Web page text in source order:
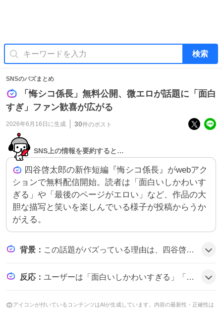
検索
SNSのバズまとめ
「悔シコ係長」無料公開、微エロが話題に「面白
すぎ」ファン歓喜が広がる
2026年6月16日 に生成 30件のポスト
SNS上の情報を要約すると…
四谷啓太郎の新作短編『悔シコ係長』がwebアク
ションで無料配信開始。読者は「面白いしかわいす
ぎる」や「最後のページがエロい」など、作品の大
胆な描写と笑いを楽しんでいる様子が投稿からうか
がえる。
背景 ： この話題がバズっている理由は、四谷啓太郎の独特な作風と、無料で読めるタイミングが相まって、微エロとギャグが融合した『悔シコ係長』が多くの読者の興味を引いたためだとみられる。
反応 ： ユーザーは「面白いしかわいすぎる」「最後のページの部下に対する台詞が一番エロい」「メムメムの人が凶悪さそのままに帰ってきた」などと投稿し、作品のユーモアと刺激的な要素を称賛する雰囲気だ。
アイコンが付いているコンテンツはAIが生成しています。内容の最新性・正確性は